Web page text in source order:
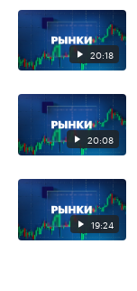
20:18
20:08
19:24